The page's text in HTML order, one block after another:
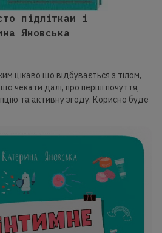
підліткам і
Яновська
цікаво що відбувається з тілом,
чекати далі, про перші почуття,
та активну згоду. Корисно буде